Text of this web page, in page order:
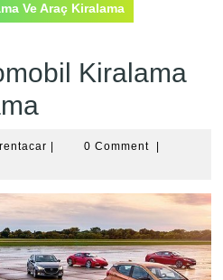
Ve Araç Kiralama
Kiralama
canlarrentacar
0 Comment